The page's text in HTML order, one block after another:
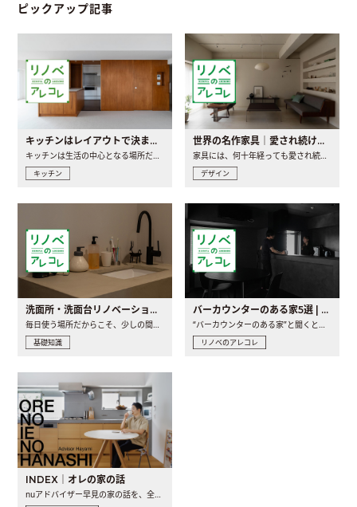
ピックアップ記事
キッチンはレイアウトで決まる。後悔しないための考え方と選び方
キッチンは生活の中心となる場所だからこそ、家の中のどこに置..
キッチン
世界の名作家具｜愛され続ける理由と一生モノとの出会い方
家具には、何十年経っても愛され続ける「名作」と呼ばれるもの..
デザイン
洗面所・洗面台リノベーションの事例と間取りアイデア
毎日使う場所だからこそ、少しの間取りの工夫や素材の選び方で..
基礎知識
バーカウンターのある家5選 | 日常に馴染む“距離の近い”キッチンとは
“バーカウンターのある家”と聞くと、少し特別な、大人のための..
リノベのアレコレ
INDEX｜オレの家の話
nuアドバイザー早見の家の話を、全4話でお届け。リノベーションを..